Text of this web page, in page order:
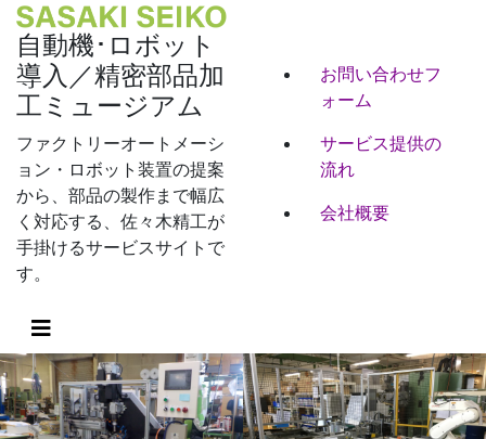
自動機･ロボット
導入／精密部品加
工ミュージアム
ファクトリーオートメーシ
ョン・ロボット装置の提案
から、部品の製作まで幅広
く対応する、佐々木精工が
手掛けるサービスサイトで
す。
お問い合わせフ
ォーム
サービス提供の
流れ
会社概要